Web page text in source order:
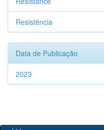
Resistência
Data de Publicação
2023